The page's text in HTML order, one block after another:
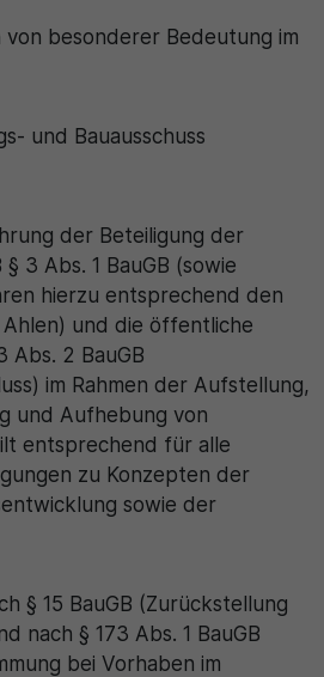
von besonderer Bedeutung im
und Bauausschuss
der Beteiligung der
3 Abs. 1 BauGB (sowie
hierzu entsprechend den
und die öffentliche
Abs. 2 BauGB
im Rahmen der Aufstellung,
und Aufhebung von
entsprechend für alle
zu Konzepten der
sowie der
§ 15 BauGB (Zurückstellung
nach § 173 Abs. 1 BauGB
bei Vorhaben im